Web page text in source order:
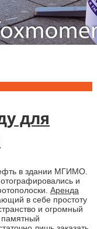
для
в здании МГИМО.
и
Аренда
в себе простоту
и огромный
памятный